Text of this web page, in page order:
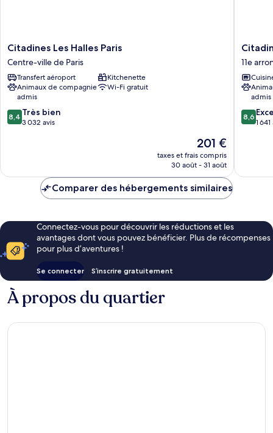
Citadines
Les
Halles
Paris
Centre-
ville
de
Paris
Citadines Les Halles Paris
Centre-ville de Paris
Transfert aéroport
Kitchenette
Animaux de compagnie
admis
Wi-Fi gratuit
8.4
sur
8,4 Très bien
3 032 avis
Le
nouveau
prix
de
201 €
taxes et frais compris
30 août - 31 août
Bastille
Marais
Paris
11e
11e
admis
8.6
sur
8,6
1
Comparer des hébergements similaires
Connectez-vous pour découvrir les réductions et les
avantages dont vous pouvez bénéficier. Plus de récompenses
pour plus d’aventures !
Se connecter S’inscrire gratuitement
À propos du quartier